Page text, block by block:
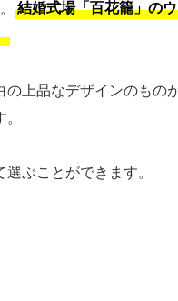
結婚式場「百花籠」の
上品なデザインのもの
ぶことができます。